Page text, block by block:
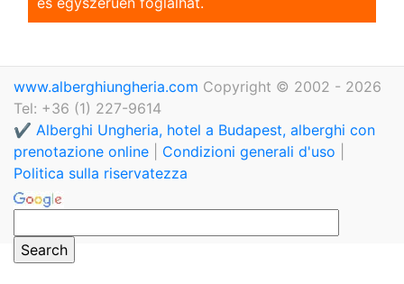
www.alberghiungheria.com Copyright © 2002 - 2026
Tel: +36 (1) 227-9614
✔️ Alberghi Ungheria, hotel a Budapest, alberghi con
prenotazione online
Condizioni generali d'uso
Politica sulla riservatezza